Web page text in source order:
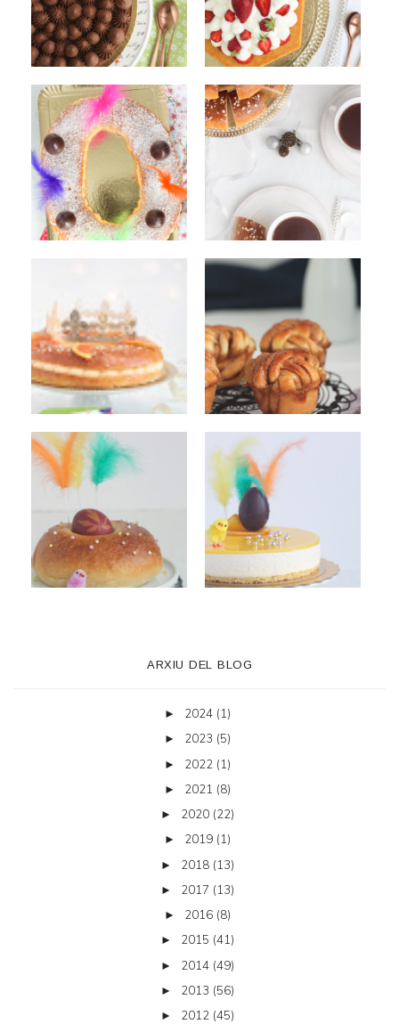
ARXIU DEL BLOG
► 2024 (1)
► 2023 (5)
► 2022 (1)
► 2021 (8)
► 2020 (22)
► 2019 (1)
► 2018 (13)
► 2017 (13)
► 2016 (8)
► 2015 (41)
► 2014 (49)
► 2013 (56)
► 2012 (45)